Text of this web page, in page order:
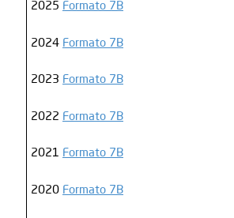
2025 Formato 7B
2024 Formato 7B
2023 Formato 7B
2022 Formato 7B
2021 Formato 7B
2020 Formato 7B